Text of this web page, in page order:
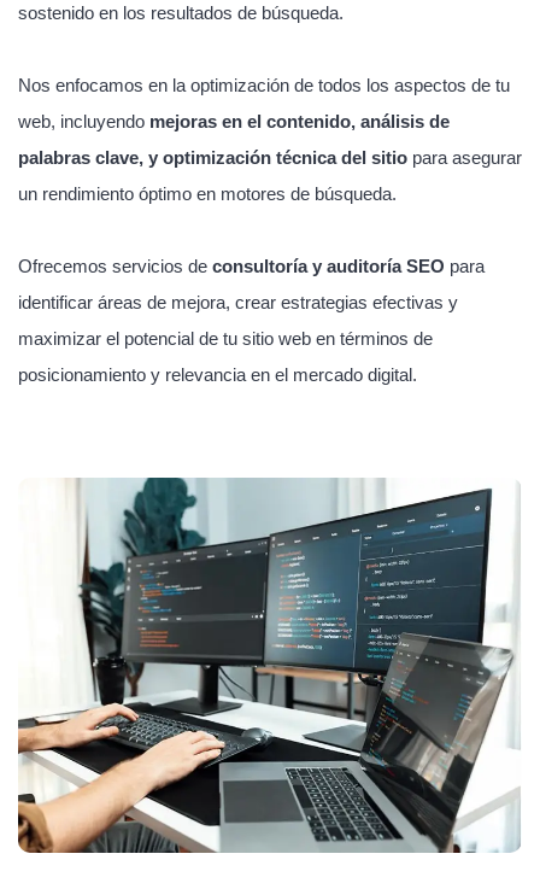
sostenido en los resultados de búsqueda.
Nos enfocamos en la optimización de todos los aspectos de tu
web, incluyendo mejoras en el contenido, análisis de
palabras clave, y optimización técnica del sitio para asegurar
un rendimiento óptimo en motores de búsqueda.
Ofrecemos servicios de consultoría y auditoría SEO para
identificar áreas de mejora, crear estrategias efectivas y
maximizar el potencial de tu sitio web en términos de
posicionamiento y relevancia en el mercado digital.